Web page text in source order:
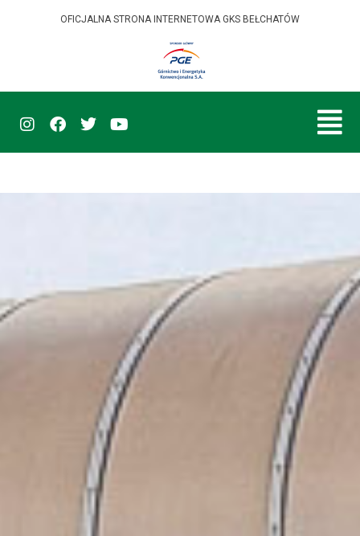
OFICJALNA STRONA INTERNETOWA GKS BEŁCHATÓW